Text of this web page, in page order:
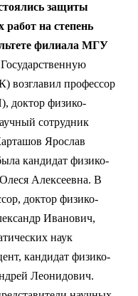
защиты
на степень
филиала МГУ
Государственную
возглавил профессор
доктор физико-
сотрудник
Ярослав
кандидат физико-
Алексеевна. В
доктор физико-
Иванович,
наук
кандидат физико-
Леонидович.